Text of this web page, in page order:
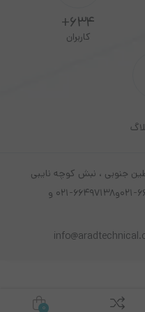
634+
کاربران
جنوبی ، نبش کوچه نایبی
پلاک 338 طبقه 1 واحد1 تلفن 66975538-021و66497138-021 و
0